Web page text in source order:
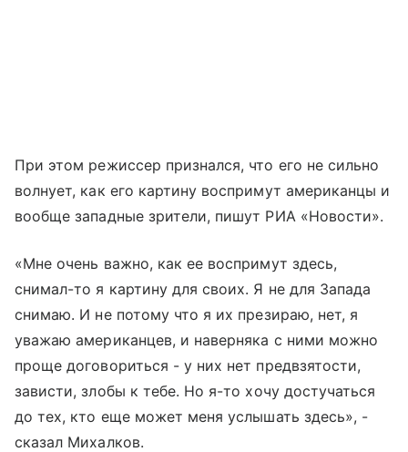
При этом режиссер признался, что его не сильно
волнует, как его картину воспримут американцы и
вообще западные зрители, пишут РИА «Новости».
«Мне очень важно, как ее воспримут здесь,
снимал-то я картину для своих. Я не для Запада
снимаю. И не потому что я их презираю, нет, я
уважаю американцев, и наверняка с ними можно
проще договориться - у них нет предвзятости,
зависти, злобы к тебе. Но я-то хочу достучаться
до тех, кто еще может меня услышать здесь», -
сказал Михалков.